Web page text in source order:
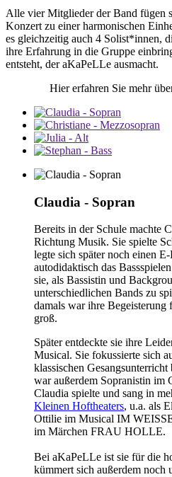
Alle vier Mitglieder der Band fügen
Konzert zu einer harmonischen
es gleichzeitig auch 4 Solist*innen,
ihre Erfahrung in die Gruppe
entsteht, der aKaPeLLe ausmacht.
Hier erfahren Sie mehr
Claudia - Sopran
Bereits in der Schule machte
Richtung Musik. Sie spielte
legte sich später noch einen
autodidaktisch das
sie, als Bassistin und
unterschiedlichen Bands zu
damals war ihre Begeisterung
groß.
Später entdeckte sie ihre
Musical. Sie fokussierte sich
klassischen Gesangsunterricht
war außerdem Sopranistin im
Claudia spielte und sang in
Kleinen Hoftheaters, u.a. als
Ottilie im Musical IM
im Märchen FRAU HOLLE.
Bei aKaPeLLe ist sie für die
kümmert sich außerdem noch